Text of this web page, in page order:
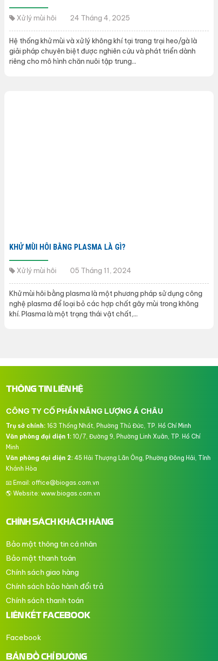
Xử lý mùi hôi 24 Tháng 4, 2025
Hệ thống khử mùi và xử lý không khí tại trang trại heo/gà là
giải pháp chuyên biệt được nghiên cứu và phát triển dành
riêng cho mô hình chăn nuôi tập trung...
KHỬ MÙI HÔI BẰNG PLASMA LÀ GÌ?
Xử lý mùi hôi 05 Tháng 11, 2024
Khử mùi hôi bằng plasma là một phương pháp sử dụng công
nghệ plasma để loại bỏ các hợp chất gây mùi trong không
khí. Plasma là một trạng thái vật chất,...
THÔNG TIN LIÊN HỆ
CÔNG TY CỔ PHẦN NĂNG LƯỢNG Á CHÂU
Trụ sở chính: 163 Thống Nhất, Phường Thủ Đức, TP. Hồ Chí Minh
Văn phòng đại diện 1: 10/7, Đường 9, Phường Linh Xuân, TP. Hồ Chí
Minh
Văn phòng đại diện 2: 45 Hải Thượng Lãn Ông, Phường Đông Hải, Tỉnh
Khánh Hòa
📧 Email: office@biogas.com.vn
🌎 Website: www.biogas.com.vn
CHÍNH SÁCH KHÁCH HÀNG
Bảo mật thông tin cá nhân
Bảo mật thanh toán
Chính sách giao hàng
Chính sách bảo hành đổi trả
Chính sách thanh toán
LIÊN KẾT FACEBOOK
Facebook
BẢN ĐỒ CHỈ ĐƯỜNG